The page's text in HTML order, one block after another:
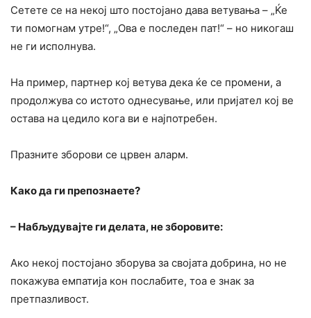
Сетете се на некој што постојано дава ветувања – „Ќе
ти помогнам утре!“, „Ова е последен пат!“ – но никогаш
не ги исполнува.
На пример, партнер кој ветува дека ќе се промени, а
продолжува со истото однесување, или пријател кој ве
остава на цедило кога ви е најпотребен.
Празните зборови се црвен аларм.
Како да ги препознаете?
– Набљудувајте ги делата, не зборовите:
Ако некој постојано зборува за својата добрина, но не
покажува емпатија кон послабите, тоа е знак за
претпазливост.